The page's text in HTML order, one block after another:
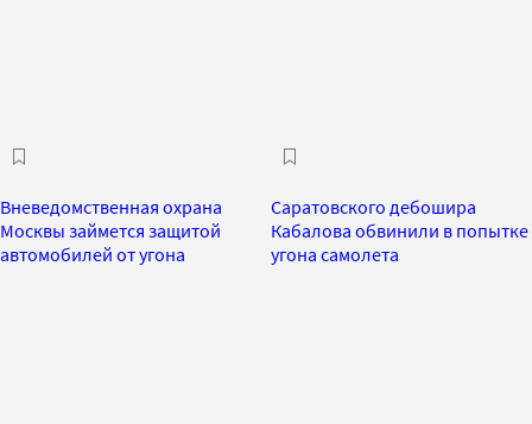
Вневедомственная охрана
Москвы займется защитой
автомобилей от угона
Саратовского дебошира
Кабалова обвинили в попытке
угона самолета